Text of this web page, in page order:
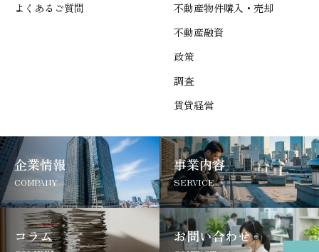
よくあるご質問
不動産物件購入・売却
不動産融資
政策
調査
賃貸経営
企業情報
COMPANY
事業内容
SERVICE
コラム お問い合わせ